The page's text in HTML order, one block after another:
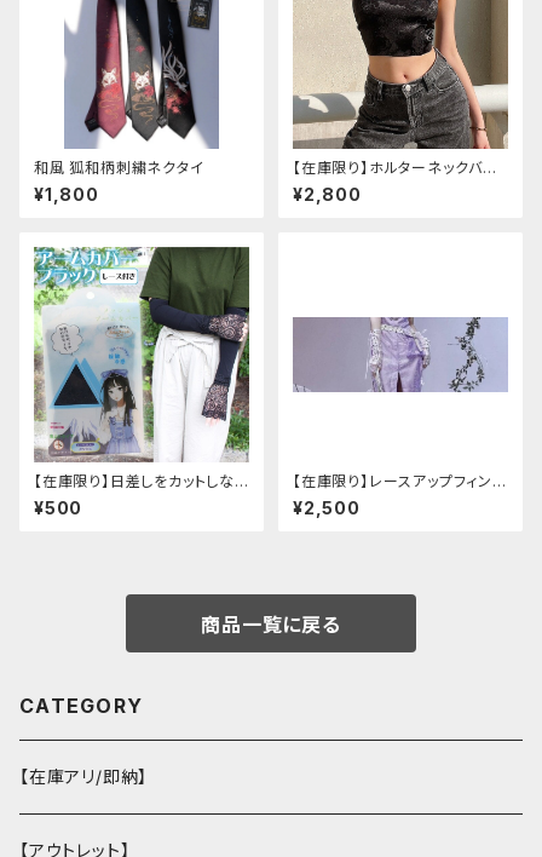
和風 狐和柄刺繍ネクタイ
¥1,800
【在庫限り】ホルターネックバッ
クリボンチャイナシャツ
¥2,800
【在庫限り】日差しをカットしな
がら手元もオシャレに♪ UVア
ームカバー ブラック レース
¥500
【在庫限り】レースアップフィンガ
ーレスカバー(パンクチャイナ)
¥2,500
商品一覧に戻る
CATEGORY
【在庫アリ/即納】
【アウトレット】